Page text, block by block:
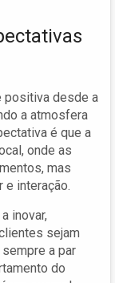
positiva desde a
a atmosfera
é que a
onde as
mas
interação.
inovar,
sejam
a par
do